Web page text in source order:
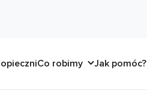
Co robimy Jak pomóc?